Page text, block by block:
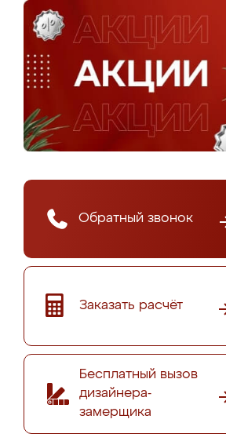
Обратный звонок
Заказать расчёт
Бесплатный вызов
дизайнера-
замерщика